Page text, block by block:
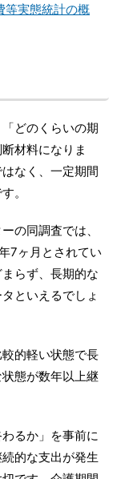
等実態統計の概
どのくらいの期
材料になりま
なく、一定期間
。
の同調査では、
7ヶ月とされてい
らず、長期的な
といえるでしょ
的軽い状態で長
態が数年以上継
るか」を事前に
的な支出が発生